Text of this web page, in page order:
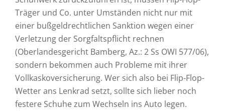
Träger und Co. unter Umständen nicht nur mit
einer bußgeldrechtlichen Sanktion wegen einer
Verletzung der Sorgfaltspflicht rechnen
(Oberlandesgericht Bamberg, Az.: 2 Ss OWI 577/06),
sondern bekommen auch Probleme mit ihrer
Vollkaskoversicherung. Wer sich also bei Flip-Flop-
Wetter ans Lenkrad setzt, sollte sich lieber noch
festere Schuhe zum Wechseln ins Auto legen.